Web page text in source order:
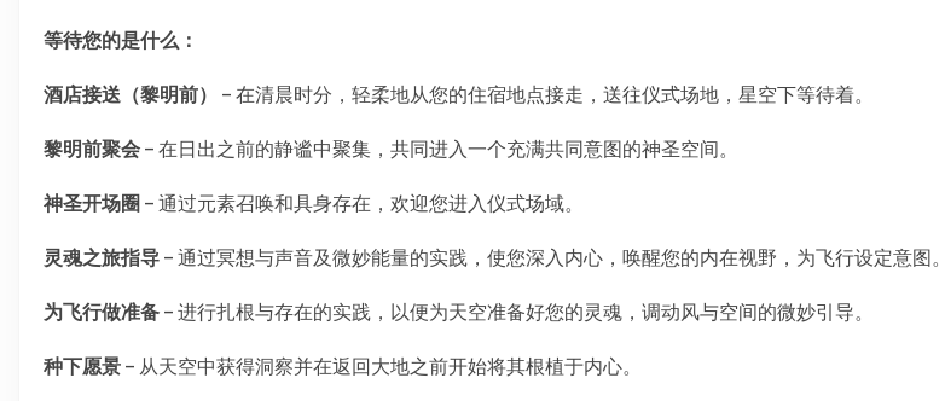
等待您的是什么：
酒店接送（黎明前） – 在清晨时分，轻柔地从您的住宿地点接走，送往仪式场地，星空下等待着。
黎明前聚会 – 在日出之前的静谧中聚集，共同进入一个充满共同意图的神圣空间。
神圣开场圈 – 通过元素召唤和具身存在，欢迎您进入仪式场域。
灵魂之旅指导 – 通过冥想与声音及微妙能量的实践，使您深入内心，唤醒您的内在视野，为飞行设定意图。
为飞行做准备 – 进行扎根与存在的实践，以便为天空准备好您的灵魂，调动风与空间的微妙引导。
种下愿景 – 从天空中获得洞察并在返回大地之前开始将其根植于内心。